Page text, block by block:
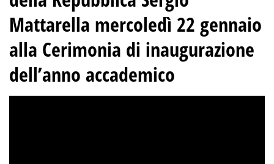
Mattarella mercoledì 22 gennaio
alla Cerimonia di inaugurazione
dell’anno accademico